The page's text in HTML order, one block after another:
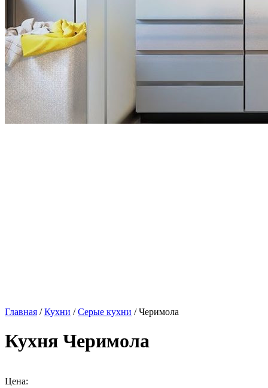
Главная /Кухни /Серые кухни / Черимола
Кухня Черимола
Цена: